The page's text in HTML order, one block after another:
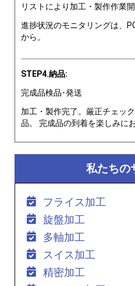
リストにより加工・製作作業開
進捗状況のモニタリングは、
から。
STEP4.納品:
完成品検品･発送
加工・製作完了。厳正チェッ
品。 完成品の到着を楽しみに
私たちの
フライス加工
旋盤加工
多軸加工
スイス加工
精密加工